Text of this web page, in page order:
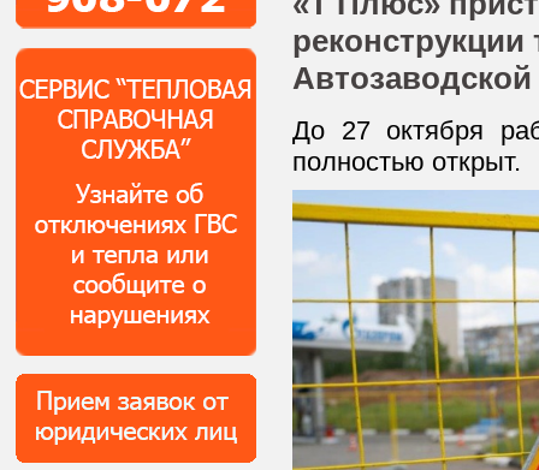
До 27 октября
полностью открыт.